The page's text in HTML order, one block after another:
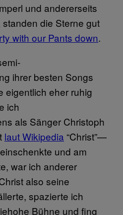
und andererseits
die Sterne gut
with our Pants down.
ihrer besten Songs
eigentlich eher ruhig
ich
als Sänger Christoph
laut Wikipedia “Christ”—
und am
war ich anderer
also seine
spazierte ich
Bühne und fing